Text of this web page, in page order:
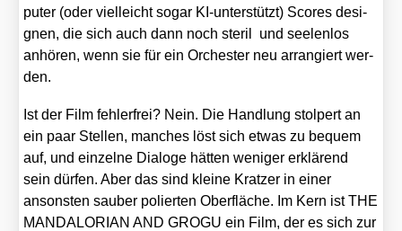
pu­ter (oder viel­leicht sogar KI-unter­stützt) Scores desi­
gnen, die sich auch dann noch ste­ril und see­len­los
anhö­ren, wenn sie für ein Orches­ter neu arran­giert wer­
den.
Ist der Film feh­ler­frei? Nein. Die Hand­lung stol­pert an
ein paar Stel­len, man­ches löst sich etwas zu bequem
auf, und ein­zel­ne Dia­lo­ge hät­ten weni­ger erklä­rend
sein dür­fen. Aber das sind klei­ne Krat­zer in einer
ansons­ten sau­ber polier­ten Ober­flä­che. Im Kern ist THE
MANDALORIAN AND GROGU ein Film, der es sich zur